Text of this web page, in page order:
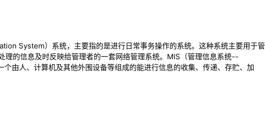
System）系统，主要指的是进行日常事务操作的系统。这种系统主要用于管
理的信息及时反映给管理者的一套网络管理系统。MIS（管理信息系统--
由人、计算机及其他外围设备等组成的能进行信息的收集、传递、存贮、加